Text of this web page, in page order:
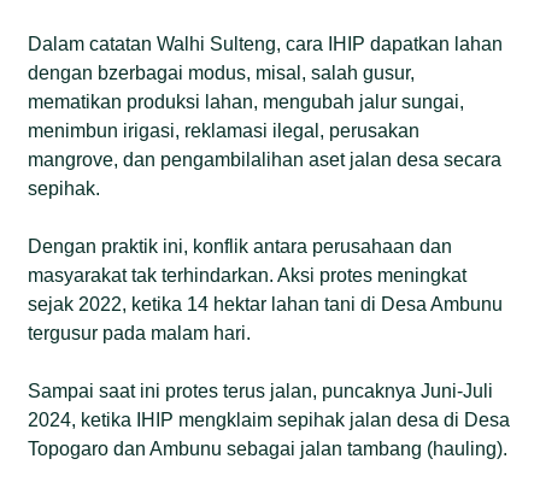
Dalam catatan Walhi Sulteng, cara IHIP dapatkan lahan
dengan bzerbagai modus, misal, salah gusur,
mematikan produksi lahan, mengubah jalur sungai,
menimbun irigasi, reklamasi ilegal, perusakan
mangrove, dan pengambilalihan aset jalan desa secara
sepihak.
Dengan praktik ini, konflik antara perusahaan dan
masyarakat tak terhindarkan. Aksi protes meningkat
sejak 2022, ketika 14 hektar lahan tani di Desa Ambunu
tergusur pada malam hari.
Sampai saat ini protes terus jalan, puncaknya Juni-Juli
2024, ketika IHIP mengklaim sepihak jalan desa di Desa
Topogaro dan Ambunu sebagai jalan tambang (hauling).